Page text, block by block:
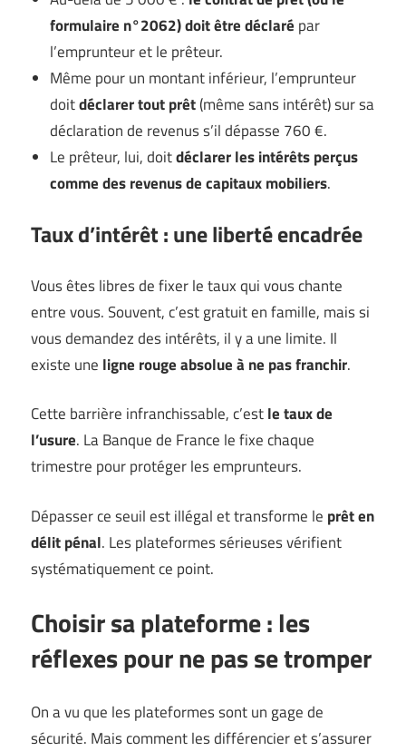
formulaire n°2062) doit être déclaré par
l’emprunteur et le prêteur.
Même pour un montant inférieur, l’emprunteur
doitdéclarer tout prêt(même sans intérêt) sur sa
déclaration de revenus s’il dépasse 760 €.
Le prêteur, lui, doitdéclarer les intérêts perçus
comme des revenus de capitaux mobiliers.
Taux d’intérêt : une liberté encadrée
Vous êtes libres de fixer le taux qui vous chante
entre vous. Souvent, c’est gratuit en famille, mais si
vous demandez des intérêts, il y a une limite. Il
existe une ligne rouge absolue à ne pas franchir.
Cette barrière infranchissable, c’estle taux de
l’usure. La Banque de France le fixe chaque
trimestre pour protéger les emprunteurs.
Dépasser ce seuil est illégal et transforme le prêt en
délit pénal. Les plateformes sérieuses vérifient
systématiquement ce point.
Choisir sa plateforme : les
réflexes pour ne pas se tromper
On a vu que les plateformes sont un gage de
sécurité. Mais comment les différencier et s’assurer